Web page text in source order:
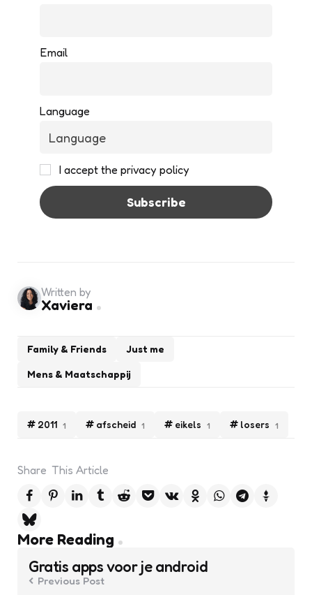
Email
Language
I accept the privacy policy
2011 1 afscheid 1 eikels 1 losers 1
Family & Friends Just me
Mens & Maatschappij
Written by
Xaviera
Share This Article
More Reading
Post
navigation
Gratis apps voor je android
Previous Post